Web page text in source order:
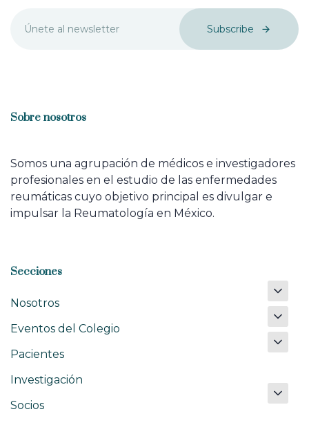
Subscribe
Sobre nosotros
Somos una agrupación de médicos e investigadores
profesionales en el estudio de las enfermedades
reumáticas cuyo objetivo principal es divulgar e
impulsar la Reumatología en México.
Secciones
Nosotros
Eventos del Colegio
Pacientes
Investigación
Socios